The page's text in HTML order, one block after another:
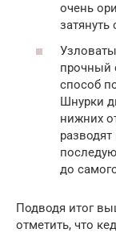
очень
прочный
способ
Шнурки
нижних
до
Подводя итог
отметить, что